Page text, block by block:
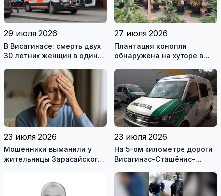
29 июля 2026
В Висагинасе: смерть двух
30 летних женщин в один
27 июля 2026
Плантация конопли
обнаружена на хуторе в
23 июля 2026
Мошенники выманили у
жительницы Зарасайского
23 июля 2026
На 5-ом километре дороги
Висагинас–Сташёнис–
машине, наден мертвый
мужчина